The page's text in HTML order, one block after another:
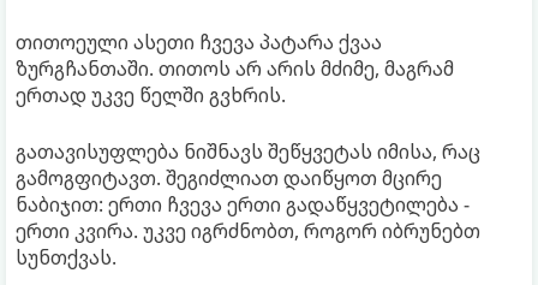
თითოეული ასეთი ჩვევა პატარა ქვაა
ზურგჩანთაში. თითოს არ არის მძიმე, მაგრამ
ერთად უკვე წელში გვხრის.
გათავისუფლება ნიშნავს შეწყვეტას იმისა, რაც
გამოგფიტავთ. შეგიძლიათ დაიწყოთ მცირე
ნაბიჯით: ერთი ჩვევა ერთი გადაწყვეტილება -
ერთი კვირა. უკვე იგრძნობთ, როგორ იბრუნებთ
სუნთქვას.